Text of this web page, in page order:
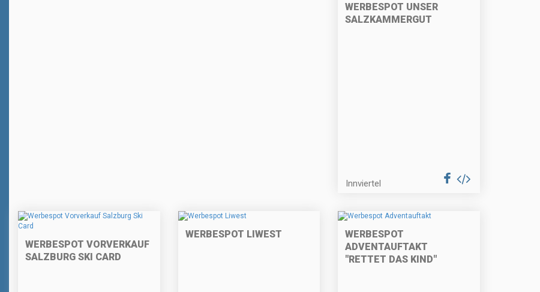
WERBESPOT UNSER
SALZKAMMERGUT
Innviertel
WERBESPOT VORVERKAUF
SALZBURG SKI CARD
WERBESPOT LIWEST
WERBESPOT
ADVENTAUFTAKT
"RETTET DAS KIND"